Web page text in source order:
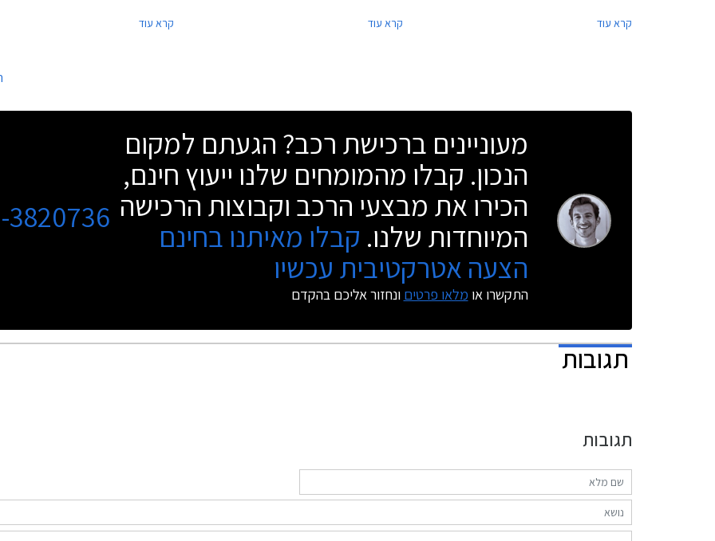
החברה לרכוש את רכבכם הישן במחיר הגבוה ב-
קרא עוד קרא עוד
בתעשייה שמחפשת כל העת שינויים
שחל במעמדה של פולקסווגן פאסאט
קרא עוד
מעוניינים ברכישת רכב? הגעתם למקום
הנכון. קבלו מהמומחים שלנו ייעוץ חינם,
הכירו את מבצעי הרכב וקבוצות הרכישה
המיוחדות שלנו. קבלו מאיתנו בחינם
הצעה אטרקטיבית עכשיו
התקשרו או מלאו פרטים ונחזור אליכם בהקדם
3820736
תגובות
תגובות